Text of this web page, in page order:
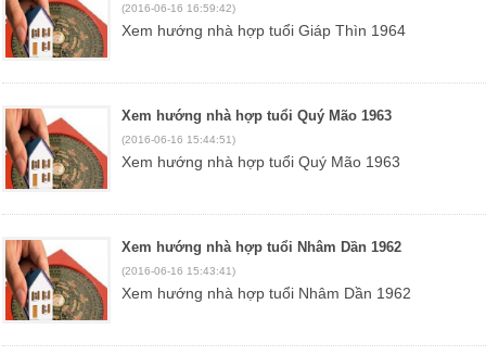
(2016-06-16 16:59:42)
Xem hướng nhà hợp tuổi Giáp Thìn 1964
Xem hướng nhà hợp tuổi Quý Mão 1963
(2016-06-16 15:44:51)
Xem hướng nhà hợp tuổi Quý Mão 1963
Xem hướng nhà hợp tuổi Nhâm Dần 1962
(2016-06-16 15:43:41)
Xem hướng nhà hợp tuổi Nhâm Dần 1962